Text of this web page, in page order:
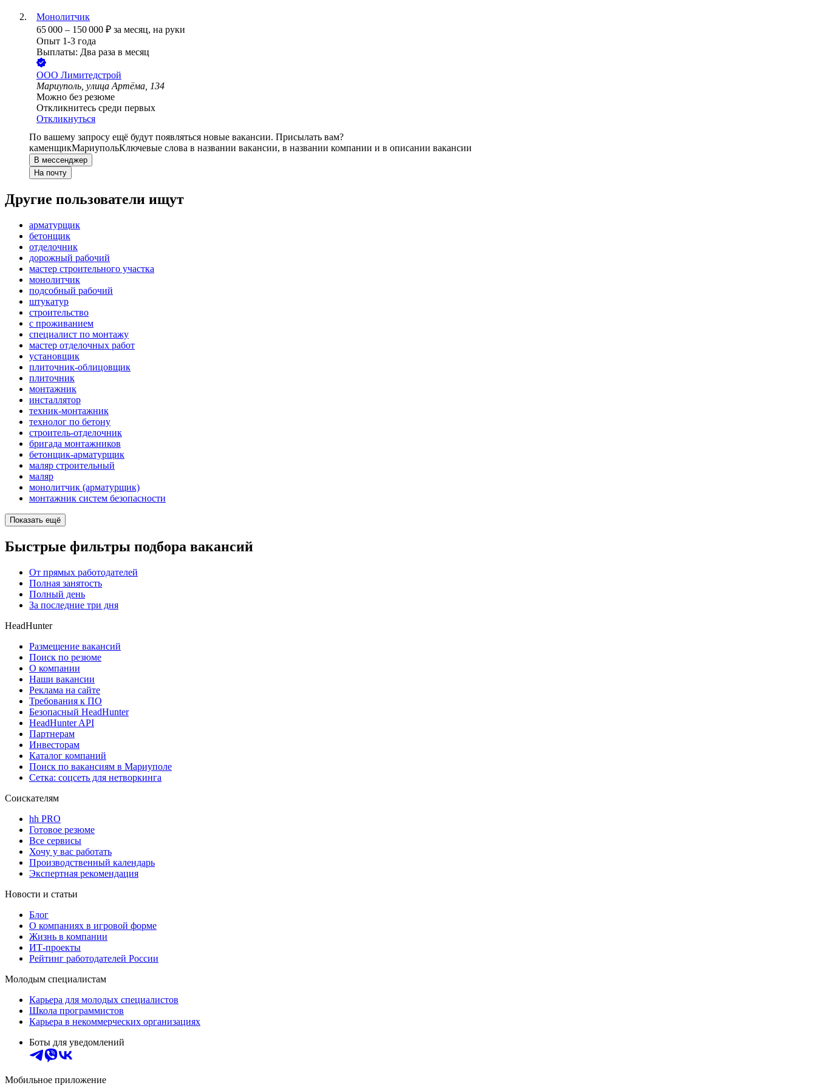
Монолитчик
65 000 – 150 000 ₽ за месяц, на руки
Опыт 1-3 года
Выплаты: Два раза в месяц
ООО Лимитедстрой
Мариуполь, улица Артёма, 134
Можно без резюме
Откликнитесь среди первых
Откликнуться
По вашему запросу ещё будут появляться новые вакансии. Присылать вам?
каменщикМариупольКлючевые слова в названии вакансии, в названии компании и в описании вакансии
В мессенджер
На почту
Другие пользователи ищут
арматурщик
бетонщик
отделочник
дорожный рабочий
мастер строительного участка
монолитчик
подсобный рабочий
штукатур
строительство
с проживанием
специалист по монтажу
мастер отделочных работ
установщик
плиточник-облицовщик
плиточник
монтажник
инсталлятор
техник-монтажник
технолог по бетону
строитель-отделочник
бригада монтажников
бетонщик-арматурщик
маляр строительный
маляр
монолитчик (арматурщик)
монтажник систем безопасности
Показать ещё
Быстрые фильтры подбора вакансий
От прямых работодателей
Полная занятость
Полный день
За последние три дня
HeadHunter
Размещение вакансий
Поиск по резюме
О компании
Наши вакансии
Реклама на сайте
Требования к ПО
Безопасный HeadHunter
HeadHunter API
Партнерам
Инвесторам
Каталог компаний
Поиск по вакансиям в Мариуполе
Сетка: соцсеть для нетворкинга
Соискателям
hh PRO
Готовое резюме
Все сервисы
Хочу у вас работать
Производственный календарь
Экспертная рекомендация
Новости и статьи
Блог
О компаниях в игровой форме
Жизнь в компании
ИТ-проекты
Рейтинг работодателей России
Молодым специалистам
Карьера для молодых специалистов
Школа программистов
Карьера в некоммерческих организациях
Боты для уведомлений
Мобильное приложение